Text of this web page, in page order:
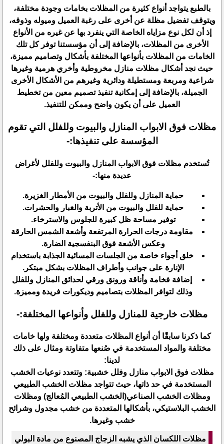
بالطبع يتواجد أنواع كثيرة من المظلات بخامات وجودة مختلفة،
ويتوقف تفضيل مظلة عن أخرى على رغبة العميل وميوله وذوقه،
إذ أن لكل نوع مزاياه الخاصة التي ينفرد بها عن غيره من الأنواع
الأخرى من المظلات، بالإضافة إلى أن مؤسستنا توفر كل تلك
الخامات من المظلات بأنواعها المختلفة بأشكال وتصاميم مميزة،
حيث نجد أشكال مظلات منازل مخروطية وأخري هرمية وغيرها
شراعية ومربعة ومستطيلة ودائرية وغيرهم من الأشكال الأخرى
الجميلة، بالإضافة إلى إمكانية تنفيذ تصميم معين من تخطيط
العميل على أن يكون واضح وممكن للتنفيذ.
مظلات فوق الابواب المنازل والبيوت وللفلل التي تقوم
المؤسسة على تنفيذها:-
تُستخدم مظلات فوق الابواب المنازل والبيوت وللفلل لأغراض
عديدة منها:-
حماية المنازل وللفلل والبيوت من الأمطار الغزيرة.
حماية للفلل والبيوت من الأتربة والغبار والحشرات.
توفير مساحة ظل كبيرة للجلوس والاسترخاء.
مقاومة درجات الحرارة المرتفعة وأشعة الشمس الحارقة
وعكس الأشعة فوق البنفسجية الضارة.
خلق أجواء خاصة من الجلسات المسائية الجذابة باستخدام
الإنارة على جوانب وأطراف المظلات بشكل مبتكر.
إضافة فخامة وأناقة ورونق ورقي لحدائق المنازل وللفلل
وذلك لتوافر المظلات بتصاميم وديكورات فريدة ومميزة.
مظلات خارجية للمنازل وللفلل وأنواعها المختلفة:-
كما ذكرنا سابقًا أن أنواع المظلات متعددة ومختلفة ولها خامات
مختلفة والمواد المستخدمة في صُنعها متفاوتة ومثال على ذلك
لدينا:
مظلات فوق الابواب منازل وفلل خشبية: وتتعدد نوعيات الخشب
المستخدمة في حد ذاتها، حيث تتواجد مظلات الخشب الطبيعي
ومظلات الخشب الصناعي(الخشب الطبيعي المُعالج) ومظلات
الخشب البلاستيكي، بأشكالها المتعددة من خشب مجدول وشرائح
خشب وغيرها.
مظلات اللكسان الذي يشبه الزجاج المصنوع من مادة البولي